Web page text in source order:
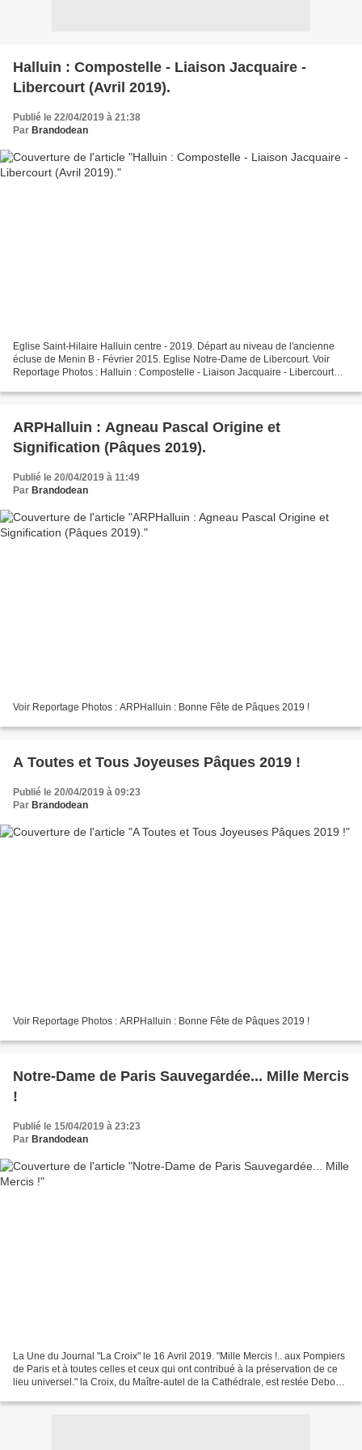
Halluin : Compostelle - Liaison Jacquaire -
Libercourt (Avril 2019).
Publié le 22/04/2019 à 21:38
Par Brandodean
Eglise Saint-Hilaire Halluin centre - 2019. Départ au niveau de l'ancienne
écluse de Menin B - Février 2015. Eglise Notre-Dame de Libercourt. Voir
Reportage Photos : Halluin : Compostelle - Liaison Jacquaire - Libercourt
ARPHalluin : Agneau Pascal Origine et
Signification (Pâques 2019).
Publié le 20/04/2019 à 11:49
Par Brandodean
Voir Reportage Photos : ARPHalluin : Bonne Fête de Pâques 2019 !
A Toutes et Tous Joyeuses Pâques 2019 !
Publié le 20/04/2019 à 09:23
Par Brandodean
Voir Reportage Photos : ARPHalluin : Bonne Fête de Pâques 2019 !
Notre-Dame de Paris Sauvegardée... Mille Mercis
!
Publié le 15/04/2019 à 23:23
Par Brandodean
La Une du Journal "La Croix" le 16 Avril 2019. "Mille Mercis !.. aux Pompiers
de Paris et à toutes celles et ceux qui ont contribué à la préservation de ce
lieu universel." la Croix, du Maître-autel de la Cathédrale, est restée Debout